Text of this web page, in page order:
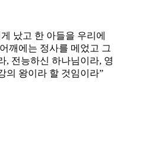
났고 한 아들을 우리에
깨에는 정사를 메었고 그
, 전능하신 하나님이라, 영
의 왕이라 할 것임이라”